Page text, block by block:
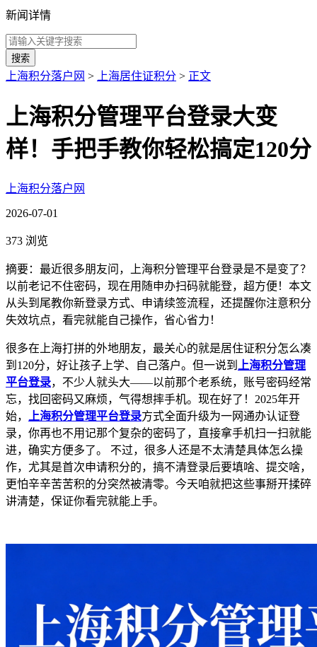
新闻详情
搜索
上海积分落户网 > 上海居住证积分 > 正文
上海积分管理平台登录大变
样！手把手教你轻松搞定120分
上海积分落户网
2026-07-01
373 浏览
摘要：最近很多朋友问，上海积分管理平台登录是不是变了？
以前老记不住密码，现在用随申办扫码就能登，超方便！本文
从头到尾教你新登录方式、申请续签流程，还提醒你注意积分
失效坑点，看完就能自己操作，省心省力！
很多在上海打拼的外地朋友，最关心的就是居住证积分怎么凑
到120分，好让孩子上学、自己落户。但一说到
上海积分管理
平台登录，不少人就头大——以前那个老系统，账号密码经常
忘，找回密码又麻烦，气得想摔手机。现在好了！2025年开
始，
上海积分管理平台登录方式全面升级为一网通办认证登
录，你再也不用记那个复杂的密码了，直接拿手机扫一扫就能
进，确实方便多了。 不过，很多人还是不太清楚具体怎么操
作，尤其是首次申请积分的，搞不清登录后要填啥、提交啥，
更怕辛辛苦苦积的分突然被清零。今天咱就把这些事掰开揉碎
讲清楚，保证你看完就能上手。